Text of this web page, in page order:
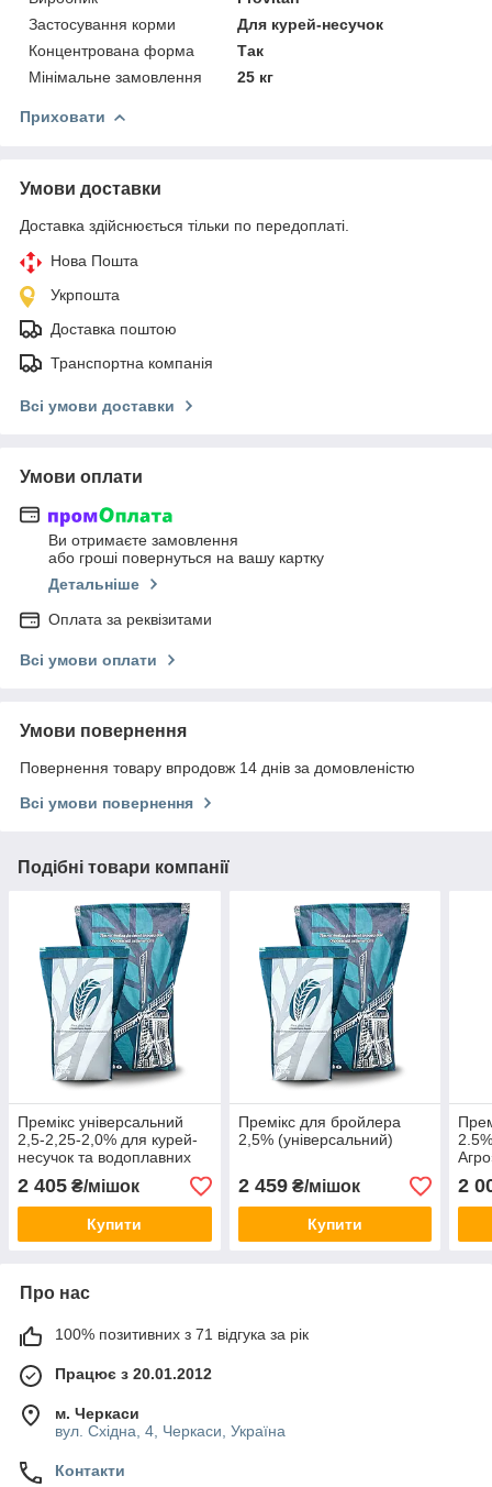
Застосування корми
Для курей-несучок
Концентрована форма
Так
Мінімальне замовлення
25 кг
Приховати
Умови доставки
Доставка здійснюється тільки по передоплаті.
Нова Пошта
Укрпошта
Доставка поштою
Транспортна компанія
Всі умови доставки
Умови оплати
Ви отримаєте замовлення
або гроші повернуться на вашу картку
Детальніше
Оплата за реквізитами
Всі умови оплати
Умови повернення
Повернення товару впродовж 14 днів за домовленістю
Всі умови повернення
Подібні товари компанії
Премікс універсальний
2,5-2,25-2,0% для курей-
несучок та водоплавних
Агро»)
2 405 ₴/мішок
Купити
Премікс для бройлера
2,5% (універсальний)
2 459₴/мішок
Купити
2
Про нас
100% позитивних з 71 відгука за рік
Працює з 20.01.2012
м. Черкаси
вул. Східна, 4, Черкаси, Україна
Контакти